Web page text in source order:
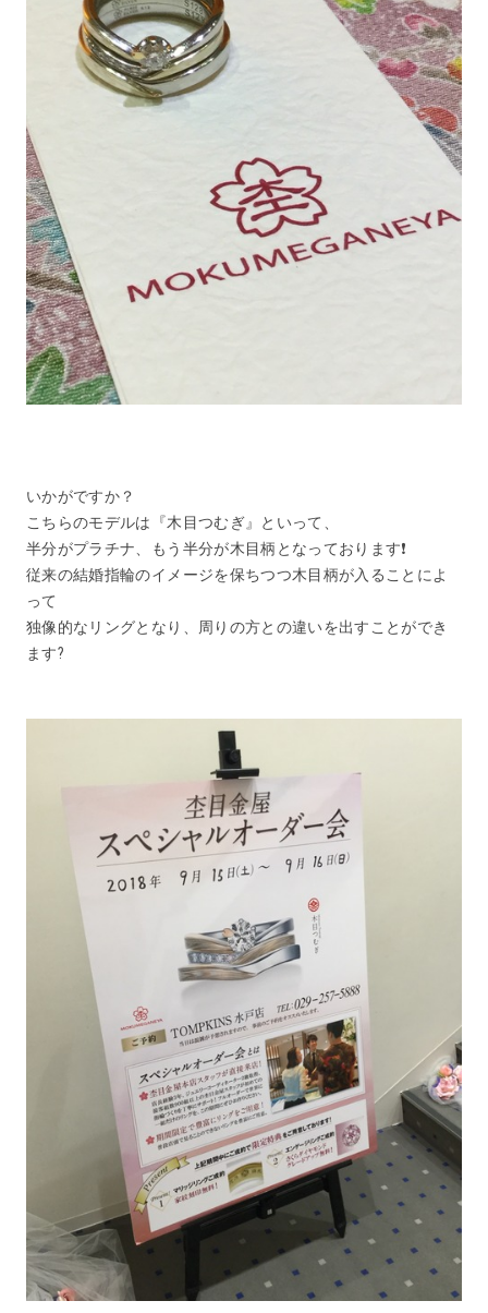
いかがですか？
こちらのモデルは『木目つむぎ』といって、
半分がプラチナ、もう半分が木目柄となっております❗️
従来の結婚指輪のイメージを保ちつつ木目柄が入ることによ
って
独像的なリングとなり、周りの方との違いを出すことができ
ます?